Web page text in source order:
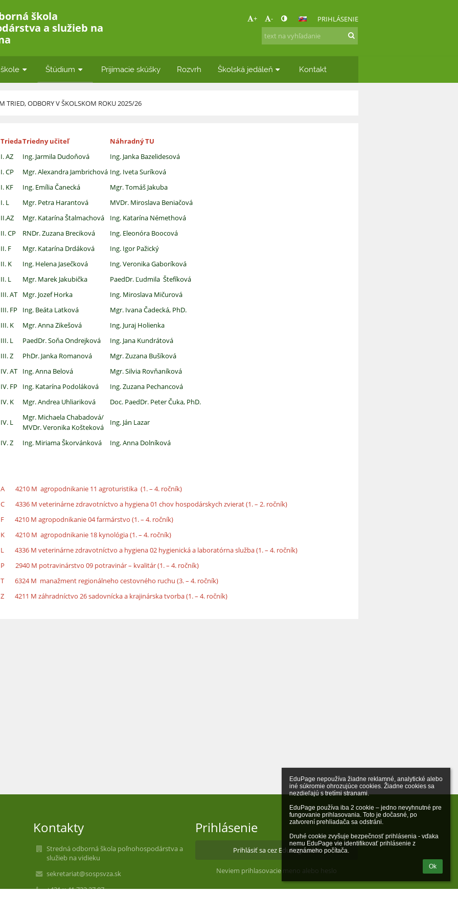
EduPage nepoužíva žiadne reklamné, analytické alebo
iné súkromie ohrozujúce cookies. Žiadne cookies sa
nezdieľajú s tretími stranami.
EduPage používa iba 2 cookie – jedno nevyhnutné pre
fungovanie prihlasovania. Toto je dočasné, po
zatvorení prehliadača sa odstráni.
Druhé cookie zvyšuje bezpečnosť prihlásenia - vďaka
nemu EduPage vie identifikovať prihlásenie z
neznámeho počítača.
Ok
škola
a služieb na
+ - PRIHLÁSENIE
Štúdium Prijímacie skúšky Rozvrh Školská jedáleň Kontakt
TRIED, ODBORY V ŠKOLSKOM ROKU 2025/26
TriedaTriedny učiteľ
Náhradný TU
I. AZ
Ing. Jarmila Dudoňová
Ing. Janka Bazelidesová
I. CP
Mgr. Alexandra Jambrichová Ing. Iveta Suríková
I. KF
Ing. Emília Čanecká
Mgr. Tomáš Jakuba
I. L
Mgr. Petra Harantová
MVDr. Miroslava Beniačová
II.AZ
Mgr. Katarína Štalmachová
Ing. Katarína Némethová
II. CP
RNDr. Zuzana Breciková
Ing. Eleonóra Boocová
II. F
Mgr. Katarína Drdáková
Ing. Igor Pažický
II. K
Ing. Helena Jasečková
Ing. Veronika Gaboríková
II. L
Mgr. Marek Jakubička
PaedDr. Ľudmila Štefíková
III. AT
Mgr. Jozef Horka
Ing. Miroslava Mičurová
III. FP
Ing. Beáta Latková
Mgr. Ivana Čadecká, PhD.
III. K
Mgr. Anna Zikešová
Ing. Juraj Holienka
III. L
PaedDr. Soňa Ondrejková
Ing. Jana Kundrátová
III. Z
PhDr. Janka Romanová
Mgr. Zuzana Bušíková
IV. AT
Ing. Anna Belová
Mgr. Silvia Rovňaníková
IV. FP
Ing. Katarína Podoláková
Ing. Zuzana Pechancová
IV. K
Mgr. Andrea Uhliariková Doc. PaedDr. Peter Čuka, PhD.
IV. L
Mgr. Michaela Chabadová/
MVDr. Veronika Košteková
Ing. Ján Lazar
IV. Z Ing. Miriama Škorvánková Ing. Anna Dolníková
A 4210 M agropodnikanie 11 agroturistika (1. – 4. ročník)
C 4336 M veterinárne zdravotníctvo a hygiena 01 chov hospodárskych zvierat (1. – 2. ročník)
F 4210 M agropodnikanie 04 farmárstvo (1. – 4. ročník)
K 4210 M agropodnikanie 18 kynológia (1. – 4. ročník)
L 4336 M veterinárne zdravotníctvo a hygiena 02 hygienická a laboratórna služba (1. – 4. ročník)
P 2940 M potravinárstvo 09 potravinár – kvalitár (1. – 4. ročník)
T 6324 M manažment regionálneho cestovného ruchu (3. – 4. ročník)
Z 4211 M záhradníctvo 26 sadovnícka a krajinárska tvorba (1. – 4. ročník)
Kontakty
Stredná odborná škola poľnohospodárstva a
služieb na vidieku
sekretariat@sospsvza.sk
+421 x 41 723 27 07
Prihlásenie
Prihlásiť sa cez EduPage účet
Neviem prihlasovacie meno alebo heslo